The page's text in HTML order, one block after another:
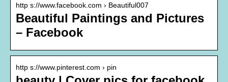
http s://www.facebook.com › Beautiful007
Beautiful Paintings and Pictures
– Facebook
http s://www.pinterest.com › pin